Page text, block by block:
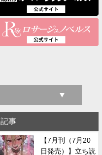
事
【7月刊（7月20
日発売）】立ち読